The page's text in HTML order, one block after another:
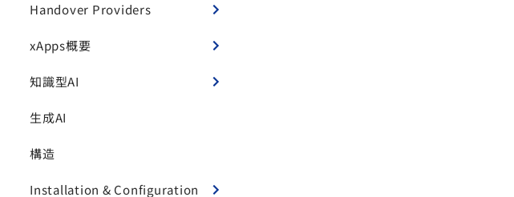
Handover Providers
xApps概要
知識型AI
生成AI
構造
Installation & Configuration